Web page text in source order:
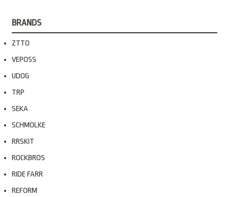
BRANDS
ZTTO
VEPOSS
UDOG
TRP
SEKA
SCHMOLKE
RRSKIT
ROCKBROS
RIDE FARR
REFORM